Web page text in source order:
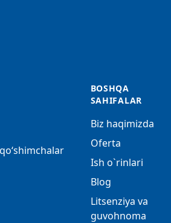
BOSHQA
SAHIFALAR
Biz haqimizda
Oferta
Ish o`rinlari
Blog
Litsenziya va
guvohnoma